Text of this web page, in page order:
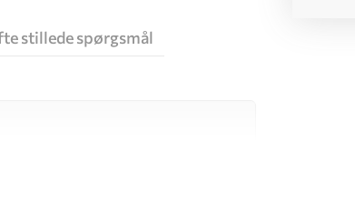
stillede spørgsmål